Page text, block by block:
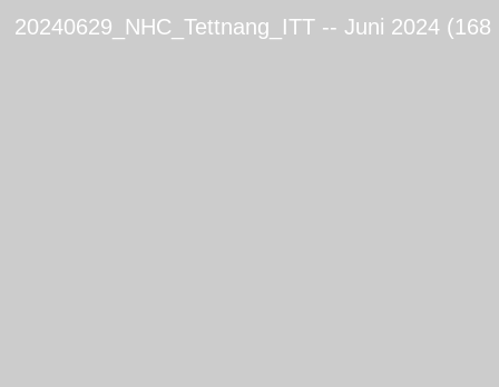
20240629_NHC_Tettnang_ITT -- Juni 2024 (168